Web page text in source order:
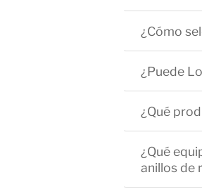
¿Cómo
¿Puede
¿Qué
¿Qué
anillos de